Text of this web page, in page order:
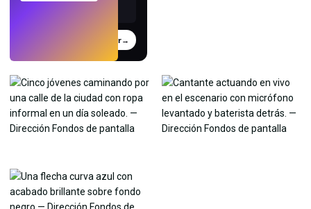
Probar→